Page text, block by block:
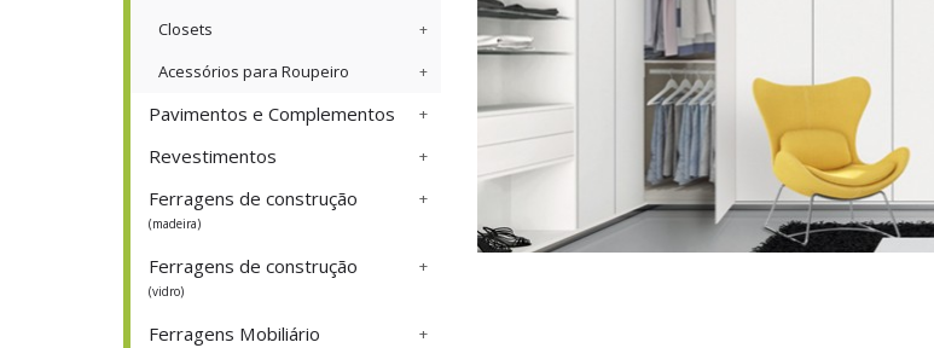
Closets
Acessórios para Roupeiro
Pavimentos e Complementos
Revestimentos
Ferragens de construção
(madeira)
Ferragens de construção
(vidro)
Ferragens Mobiliário